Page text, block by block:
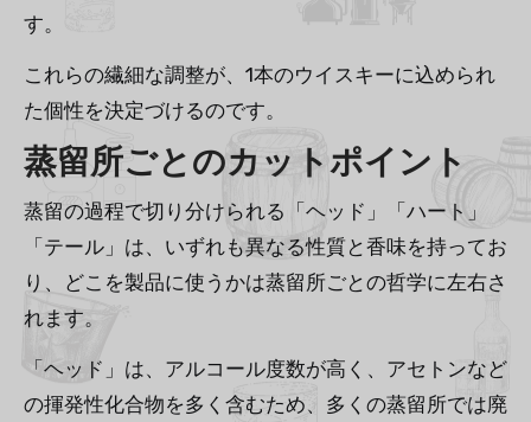
す。
これらの繊細な調整が、1本のウイスキーに込められ
た個性を決定づけるのです。
蒸留所ごとのカットポイント
蒸留の過程で切り分けられる「ヘッド」「ハート」
「テール」は、いずれも異なる性質と香味を持ってお
り、どこを製品に使うかは蒸留所ごとの哲学に左右さ
れます。
「ヘッド」は、アルコール度数が高く、アセトンなど
の揮発性化合物を多く含むため、多くの蒸留所では廃